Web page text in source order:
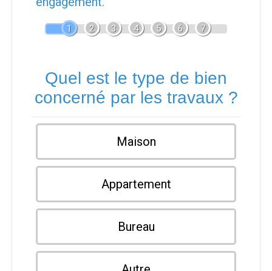
1 2 3 4 5 6 7
Quel est le type de bien
concerné par les travaux ?
Maison
Appartement
Bureau